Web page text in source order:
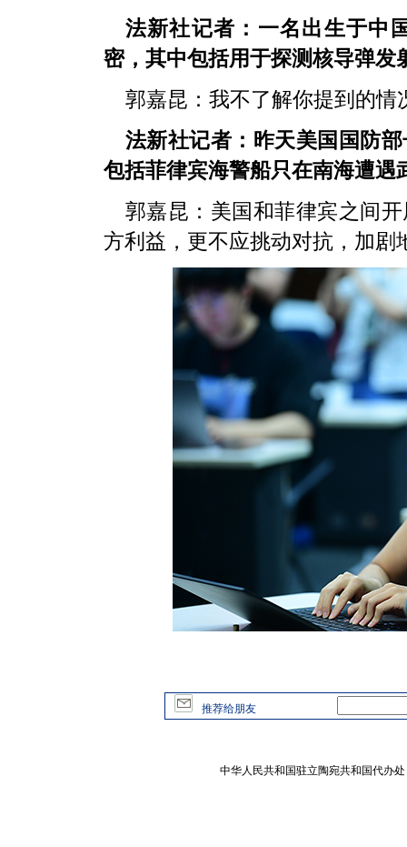
法新社记者：一名出生于中
密，其中包括用于探测核导弹
郭嘉昆： 我不了解你提到的情
法新社记者：昨天美国国防
包括菲律宾海警船只在南海遭
郭嘉昆： 美国和菲律宾之间
方利益，更不应挑动对抗，加剧
推荐给朋友
中华人民共和国驻立陶宛共和国代办处